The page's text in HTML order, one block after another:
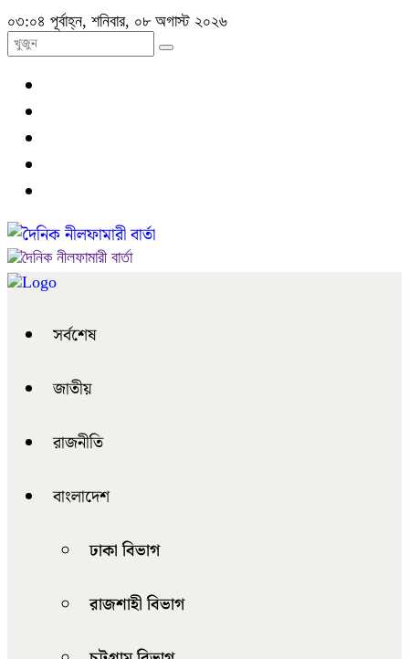
০৩:০৪ পূর্বাহ্ন, শনিবার, ০৮ অগাস্ট ২০২৬
সর্বশেষ
জাতীয়
রাজনীতি
বাংলাদেশ
ঢাকা বিভাগ
রাজশাহী বিভাগ